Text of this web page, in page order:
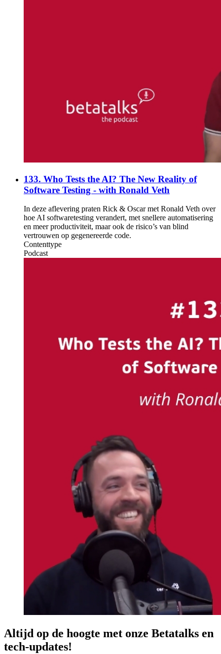
133. Who Tests the AI? The New Reality of
Software Testing - with Ronald Veth
In deze aflevering praten Rick & Oscar met Ronald Veth over
hoe AI softwaretesting verandert, met snellere automatisering
en meer productiviteit, maar ook de risico’s van blind
vertrouwen op gegenereerde code.
Contenttype
Podcast
Altijd op de hoogte met onze Betatalks en
tech-updates!